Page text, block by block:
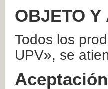
OBJETO Y
Todos los
UPV», se